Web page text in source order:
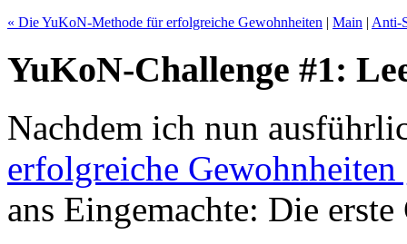
« Die YuKoN-Methode für erfolgreiche Gewohnheiten | Main | Anti-
YuKoN-Challenge #1:
Nachdem ich nun
erfolgreiche Gewohnheiten
ans Eingemachte: Die